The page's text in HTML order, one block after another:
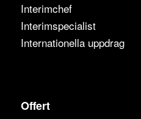
Interimchef
Interimspecialist
Internationella uppdrag
Offert